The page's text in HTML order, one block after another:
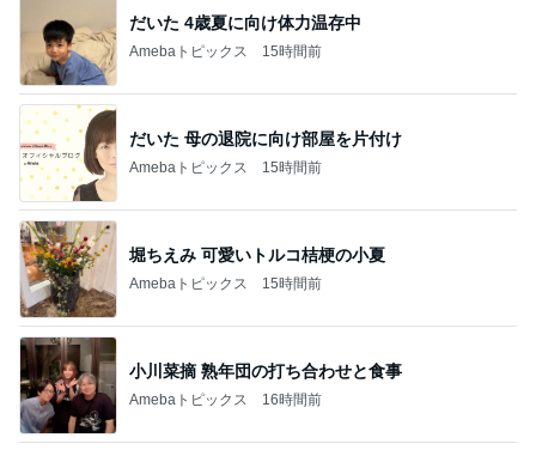
だいた 4歳夏に向け体力温存中
Amebaトピックス 15時間前
だいた 母の退院に向け部屋を片付け
Amebaトピックス 15時間前
堀ちえみ 可愛いトルコ桔梗の小夏
Amebaトピックス 15時間前
小川菜摘 熟年団の打ち合わせと食事
Amebaトピックス 16時間前